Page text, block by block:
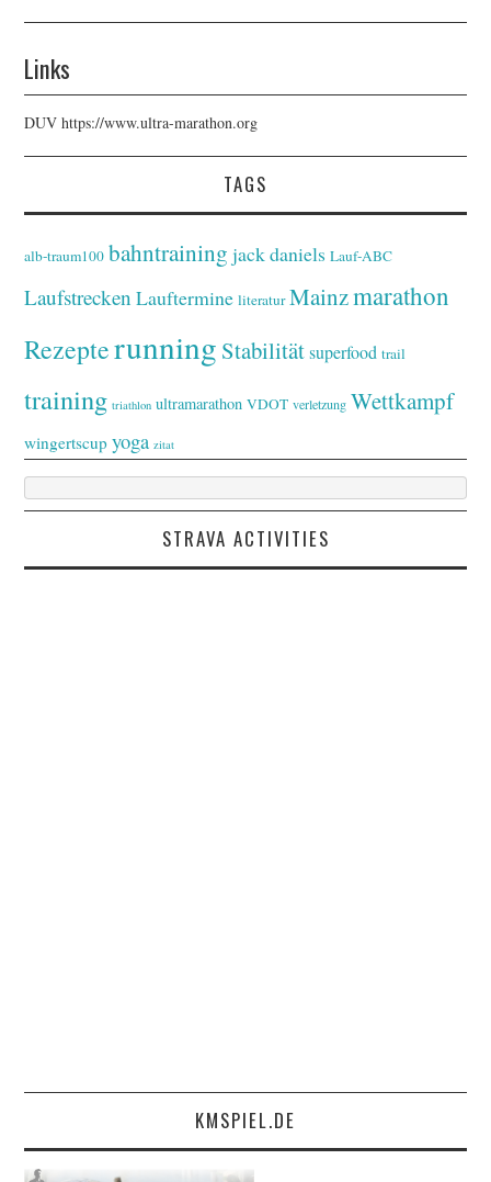
Links
DUVhttps://www.ultra-marathon.org
TAGS
alb-traum100 bahntraining jack daniels Lauf-ABC
Laufstrecken Lauftermine literatur Mainzmarathon
Rezepterunning Stabilität superfood trail
training triathlon ultramarathon VDOT verletzung Wettkampf
wingertscup yoga zitat
STRAVA ACTIVITIES
KMSPIEL.DE